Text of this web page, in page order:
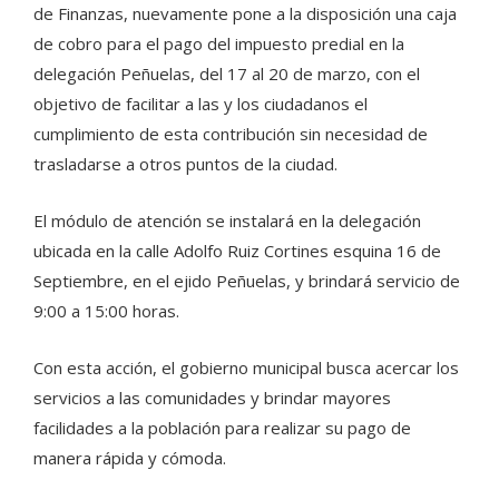
de Finanzas, nuevamente pone a la disposición una caja
de cobro para el pago del impuesto predial en la
delegación Peñuelas, del 17 al 20 de marzo, con el
objetivo de facilitar a las y los ciudadanos el
cumplimiento de esta contribución sin necesidad de
trasladarse a otros puntos de la ciudad.
El módulo de atención se instalará en la delegación
ubicada en la calle Adolfo Ruiz Cortines esquina 16 de
Septiembre, en el ejido Peñuelas, y brindará servicio de
9:00 a 15:00 horas.
Con esta acción, el gobierno municipal busca acercar los
servicios a las comunidades y brindar mayores
facilidades a la población para realizar su pago de
manera rápida y cómoda.